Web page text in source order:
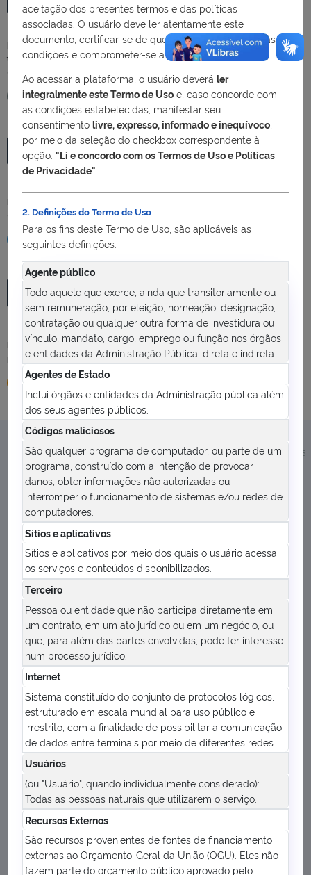
Projetos
Programas e Projetos apoiados por recursos externos, de natureza
técnica ou financeira, que apresentam ou não contrapartidas
(contraprestações).
Ver mais
Painel
Dados dos programas e projetos financiados com recursos externos
ou de fundos, disponibilizados via Power BI.
Ver mais
Legislação
Leis, normas e regulamentos que envolvem colegiados, programas e
projetos de recursos externos.
Ver mais
Versão: 1.0.5
aceitação dos presentes termos e das políticas
associadas. O usuário deve ler atentamente este
documento, certificar-se de que compreendeu todas as
condições e comprometer-se a cumpri-las.
Ao acessar a plataforma, o usuário deveráler
integralmente este Termo de Uso e, caso concorde com
as condições estabelecidas, manifestar seu
consentimentolivre, expresso, informado e inequívoco
por meio da seleção do checkbox correspondente à
opção:"Li e concordo com os Termos de Uso e Políticas
de Privacidade"
2. Definições do Termo de Uso
Para os fins deste Termo de Uso, são aplicáveis as
seguintes definições:
Agente público
Todo aquele que exerce, ainda que transitoriamente ou
sem remuneração, por eleição, nomeação, designação,
contratação ou qualquer outra forma de investidura ou
vínculo, mandato, cargo, emprego ou função nos órgãos
e entidades da Administração Pública, direta e indireta.
Agentes de Estado
Inclui órgãos e entidades da Administração pública além
dos seus agentes públicos.
Códigos maliciosos
São qualquer programa de computador, ou parte de um
programa, construído com a intenção de provocar
danos, obter informações não autorizadas ou
interromper o funcionamento de sistemas e/ou redes de
computadores.
Sítios e aplicativos
Sítios e aplicativos por meio dos quais o usuário acessa
os serviços e conteúdos disponibilizados.
Terceiro
Pessoa ou entidade que não participa diretamente em
um contrato, em um ato jurídico ou em um negócio, ou
que, para além das partes envolvidas, pode ter interesse
num processo jurídico.
Internet
Sistema constituído do conjunto de protocolos lógicos,
estruturado em escala mundial para uso público e
irrestrito, com a finalidade de possibilitar a comunicação
de dados entre terminais por meio de diferentes redes.
Usuários
(ou "Usuário", quando individualmente considerado):
Todas as pessoas naturais que utilizarem o serviço.
Recursos Externos
São recursos provenientes de fontes de financiamento
externas ao Orçamento-Geral da União (OGU). Eles não
fazem parte do orçamento público aprovado pelo